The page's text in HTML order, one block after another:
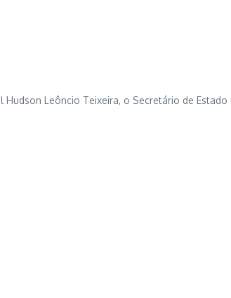
Leôncio Teixeira, o Secretário de Estado